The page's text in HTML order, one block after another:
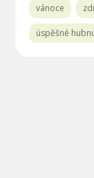
vánoce
úspěšné